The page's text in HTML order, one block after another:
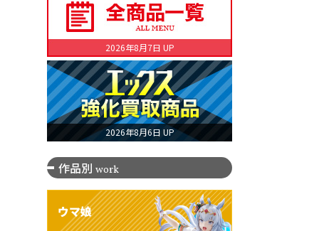
2026年8月7日 UP
2026年8月6日 UP
作品別 work
ウマ娘